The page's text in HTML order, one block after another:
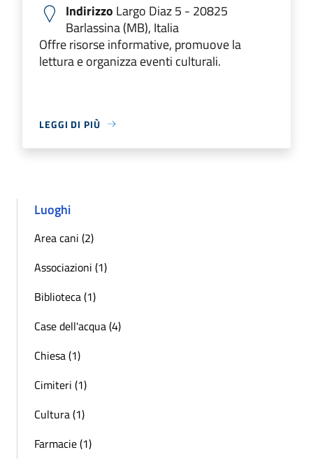
Indirizzo Largo Diaz 5 - 20825
Barlassina (MB), Italia
Offre risorse informative, promuove la
lettura e organizza eventi culturali.
LEGGI DI PIÙ
Luoghi
Area cani (2)
Associazioni (1)
Biblioteca (1)
Case dell'acqua (4)
Chiesa (1)
Cimiteri (1)
Cultura (1)
Farmacie (1)